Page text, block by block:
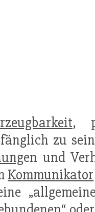
,
zu
en und
Kommunikator